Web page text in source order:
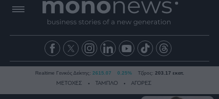
Realtime Γενικός Δείκτης: 2615.07 0.25% Τζίρος: 203.17 εκατ.
ΜΕΤΟΧΕΣ ΤΑΜΠΛΟ ΑΓΟΡΕΣ